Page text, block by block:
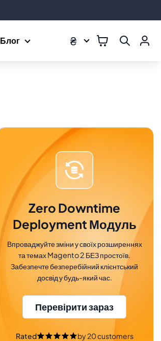
Блог ₴
Zero Downtime
Deployment Модуль
Впроваджуйте зміни у своїх розширеннях
та темах Magento 2 БЕЗ простоїв.
Забезпечте безперебійний клієнтський
досвід у будь-який час.
Перевірити зараз
Rated by20customers